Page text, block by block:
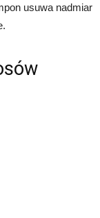
usuwa nadmiar